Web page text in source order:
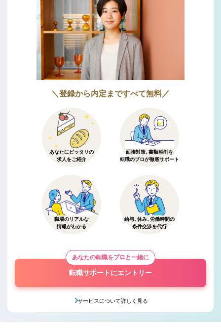
＼登録から内定まですべて無料／
あなたにピッタリの
求人をご紹介
面接対策、書類添削を
転職のプロが徹底サポート
職場のリアルな
情報がわかる
給与、休み、労働時間の
条件交渉を代行
あなたの転職をプロと一緒に
転職サポートにエントリー
サービスについて詳しく見る